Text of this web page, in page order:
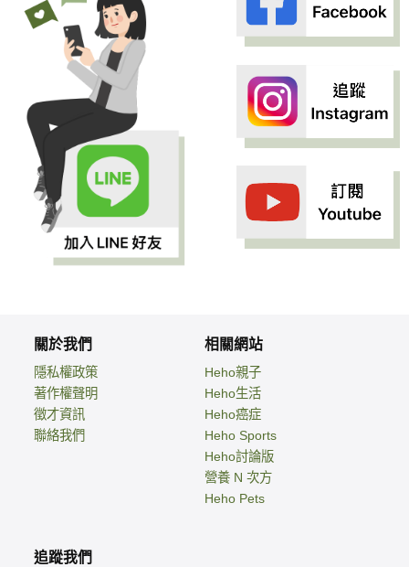
關於我們
隱私權政策
著作權聲明
徵才資訊
聯絡我們
相關網站
Heho親子
Heho生活
Heho癌症
Heho Sports
Heho討論版
營養 N 次方
Heho Pets
追蹤我們